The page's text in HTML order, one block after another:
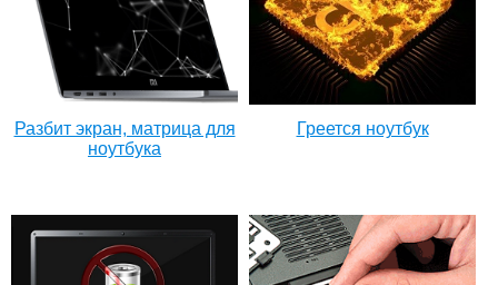
Разбит экран, матрица для
ноутбука
Греется ноутбук